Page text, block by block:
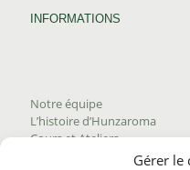
Gérer le
INFORMATIONS
Notre équipe
L’histoire d’Hunzaroma
Cours et Ateliers